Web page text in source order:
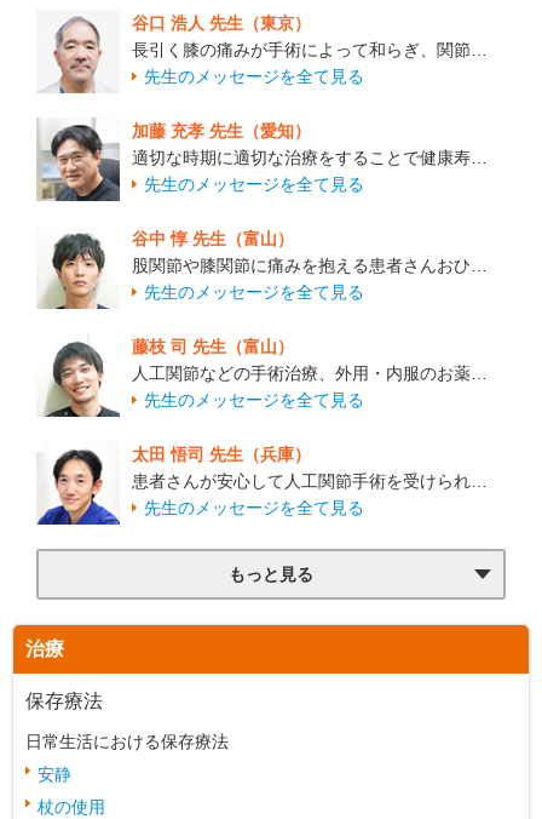
谷口 浩人 先生（東京）
長引く膝の痛みが手術によって和らぎ、関節…
先生のメッセージを全て見る
加藤 充孝 先生（愛知）
適切な時期に適切な治療をすることで健康寿…
先生のメッセージを全て見る
谷中 惇 先生（富山）
股関節や膝関節に痛みを抱える患者さんおひ…
先生のメッセージを全て見る
藤枝 司 先生（富山）
人工関節などの手術治療、外用・内服のお薬…
先生のメッセージを全て見る
太田 悟司 先生（兵庫）
患者さんが安心して人工関節手術を受けられ…
先生のメッセージを全て見る
もっと見る
治療
保存療法
日常生活における保存療法
安静
杖の使用